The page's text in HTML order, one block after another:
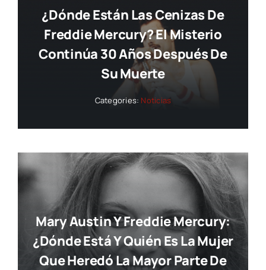
¿Dónde Están Las Cenizas De
Freddie Mercury? El Misterio
Continúa 30 Años Después De
Su Muerte
Categories: Noticias
Mary Austin Y Freddie Mercury:
¿dónde Está Y Quién Es La Mujer
Que Heredó La Mayor Parte De